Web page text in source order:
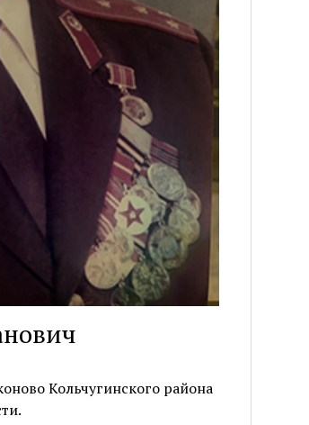
Кольчугинского района